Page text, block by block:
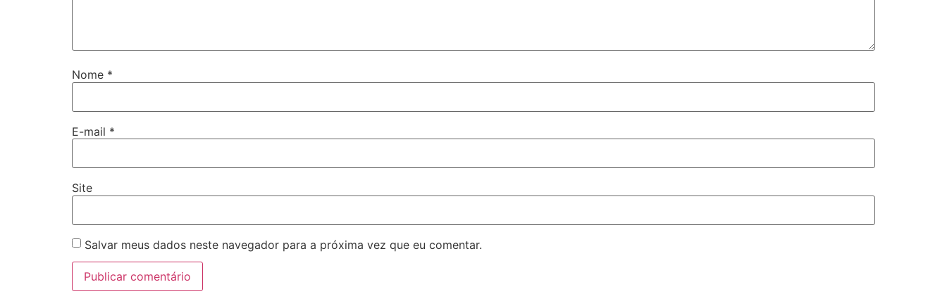
Nome *
E-mail *
Site
Salvar meus dados neste navegador para a próxima vez que eu comentar.